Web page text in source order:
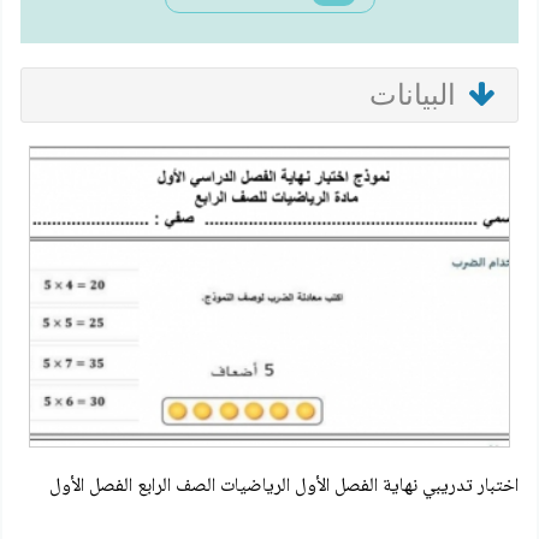
البيانات
اختبار تدريبي نهاية الفصل الأول الرياضيات الصف الرابع الفصل الأول